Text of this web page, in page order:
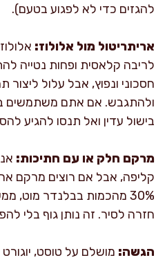
להגזים כדי לא לפגוע בטעם).
אריתריטול מול אלולוז:
לריבה קלאסית ופחות נטייה
חסכוני ונפוץ, אבל עלול
ולהתגבש. אם אתם משתמשים
בישול עדין ואל תנסו להגיע
מרקם חלק או עם חתיכות:
חזרה לסיר. זה נותן גוף בלי
הגשה: מושלם על טוסט,